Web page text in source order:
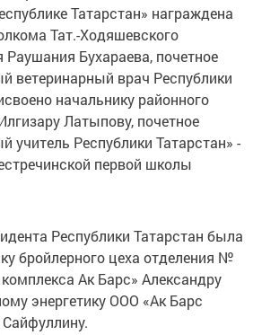
Татарстан» награждена
Тат.-Ходяшевского
Раушания Бухараева, почетное
ветеринарный врач Республики
начальнику районного
Латыпову, почетное
учитель Республики Татарстан» -
первой школы
Республики Татарстан была
бройлерного цеха отделения №
Ак Барс» Александру
энергетику ООО «Ак Барс